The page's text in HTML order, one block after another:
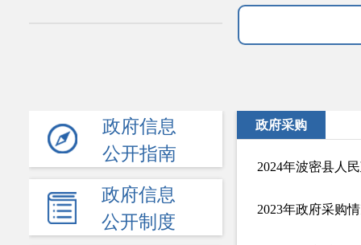
政府信息
公开指南
政府信息
公开制度
政府采购
2024年波密县人
2023年政府采购